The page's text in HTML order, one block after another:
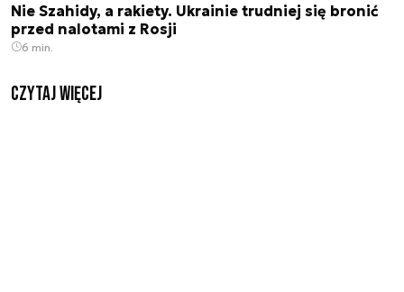
Nie Szahidy, a rakiety. Ukrainie trudniej się bronić
przed nalotami z Rosji
6 min.
czytaj więcej